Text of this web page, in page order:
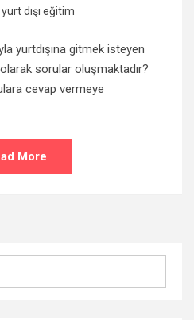
yurt dışı eğitim
yurtdışına gitmek isteyen
sorular oluşmaktadır?
cevap vermeye
More